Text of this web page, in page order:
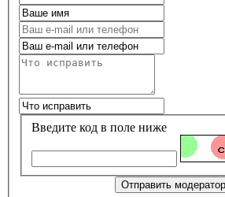
Введите код в поле ниже
Отправить